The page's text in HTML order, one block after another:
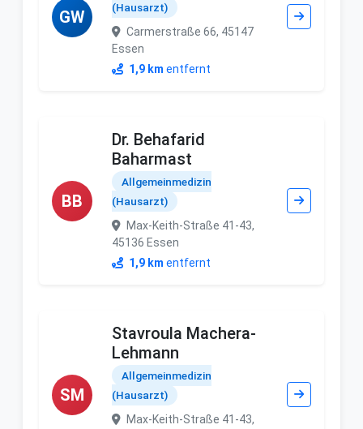
GW
(Hausarzt)
Carmerstraße 66, 45147
Essen
1,9 km entfernt
BB
Dr. Behafarid
Baharmast
Allgemeinmedizin
(Hausarzt)
Max-Keith-Straße 41-43,
45136 Essen
1,9 km entfernt
SM
Stavroula Machera-
Lehmann
Allgemeinmedizin
(Hausarzt)
Max-Keith-Straße 41-43,